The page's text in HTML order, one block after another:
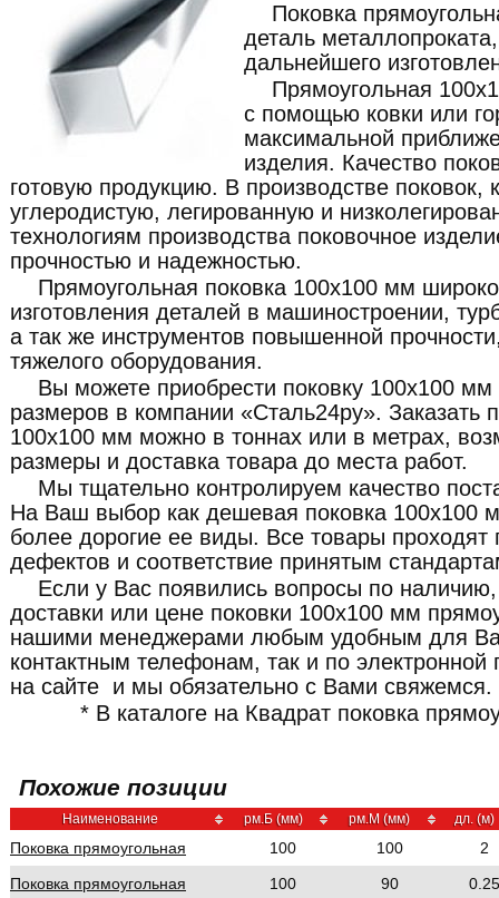
Поковка
деталь
дальнейшего
Прямоугольная
с помощью ковки или
максимальной
изделия. Качество
готовую продукцию. В производстве поковок,
углеродистую, легированную и
технологиям производства поковочное
прочностью и надежностью.
Прямоугольная поковка 100x100 мм
изготовления деталей в машиностроении,
а так же инструментов повышенной
тяжелого оборудования.
Вы можете приобрести поковку 100x100
размеров в компании «Сталь24ру». Заказать
100x100 мм можно в тоннах или в метрах,
размеры и доставка товара до места работ.
Мы тщательно контролируем качество
На Ваш выбор как дешевая поковка 100x100
более дорогие ее виды. Все товары проходят
дефектов и соответствие принятым
Если у Вас появились вопросы по
доставки или цене поковки 100x100 мм
нашими менеджерами любым удобным для
контактным телефонам, так и по электронной
на сайте и мы обязательно с Вами свяжемся.
* В каталоге на Квадрат поковка
Похожие позиции
Наименование рм.Б (мм) рм.М (мм) дл. (м)
Поковка прямоугольная 100 100
2
Поковка прямоугольная
100 90 0.25